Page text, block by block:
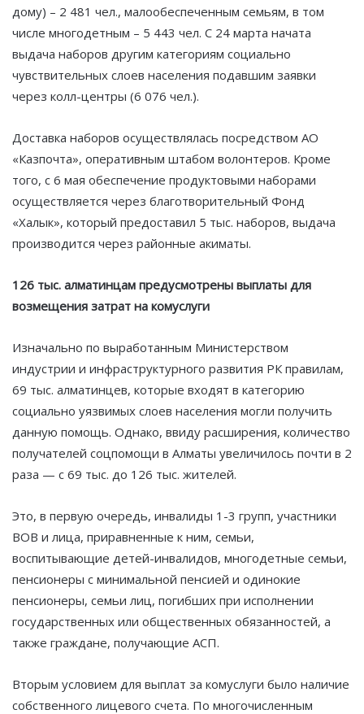
дому) – 2 481 чел., малообеспеченным семьям, в том
числе многодетным – 5 443 чел. С 24 марта начата
выдача наборов другим категориям социально
чувствительных слоев населения подавшим заявки
через колл-центры (6 076 чел.).
Доставка наборов осуществлялась посредством АО
«Казпочта», оперативным штабом волонтеров. Кроме
того, с 6 мая обеспечение продуктовыми наборами
осуществляется через благотворительный Фонд
«Халык», который предоставил 5 тыс. наборов, выдача
производится через районные акиматы.
126 тыс. алматинцам предусмотрены выплаты для
возмещения затрат на комуслуги
Изначально по выработанным Министерством
индустрии и инфраструктурного развития РК правилам,
69 тыс. алматинцев, которые входят в категорию
социально уязвимых слоев населения могли получить
данную помощь. Однако, ввиду расширения, количество
получателей соцпомощи в Алматы увеличилось почти в 2
раза — с 69 тыс. до 126 тыс. жителей.
Это, в первую очередь, инвалиды 1-3 групп, участники
ВОВ и лица, приравненные к ним, семьи,
воспитывающие детей-инвалидов, многодетные семьи,
пенсионеры с минимальной пенсией и одинокие
пенсионеры, семьи лиц, погибших при исполнении
государственных или общественных обязанностей, а
также граждане, получающие АСП.
Вторым условием для выплат за комуслуги было наличие
собственного лицевого счета. По многочисленным